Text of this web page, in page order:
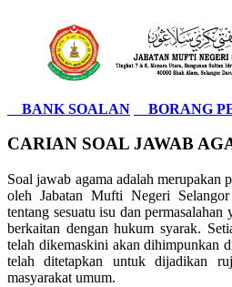
BANK SOALAN BORANG
CARIAN SOAL JAWAB
Soal jawab agama adalah merupakan
oleh Jabatan Mufti Negeri
tentang sesuatu isu dan
berkaitan dengan hukum syarak.
telah dikemaskini akan dihimpunkan
telah ditetapkan untuk dijadikan
masyarakat umum.